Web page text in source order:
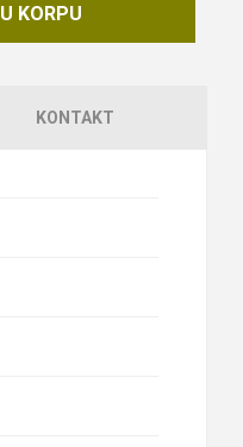
U KORPU
KONTAKT